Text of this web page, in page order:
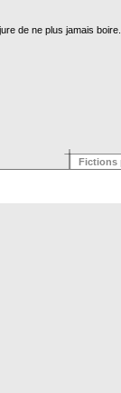
de ne plus jamais
Fictions